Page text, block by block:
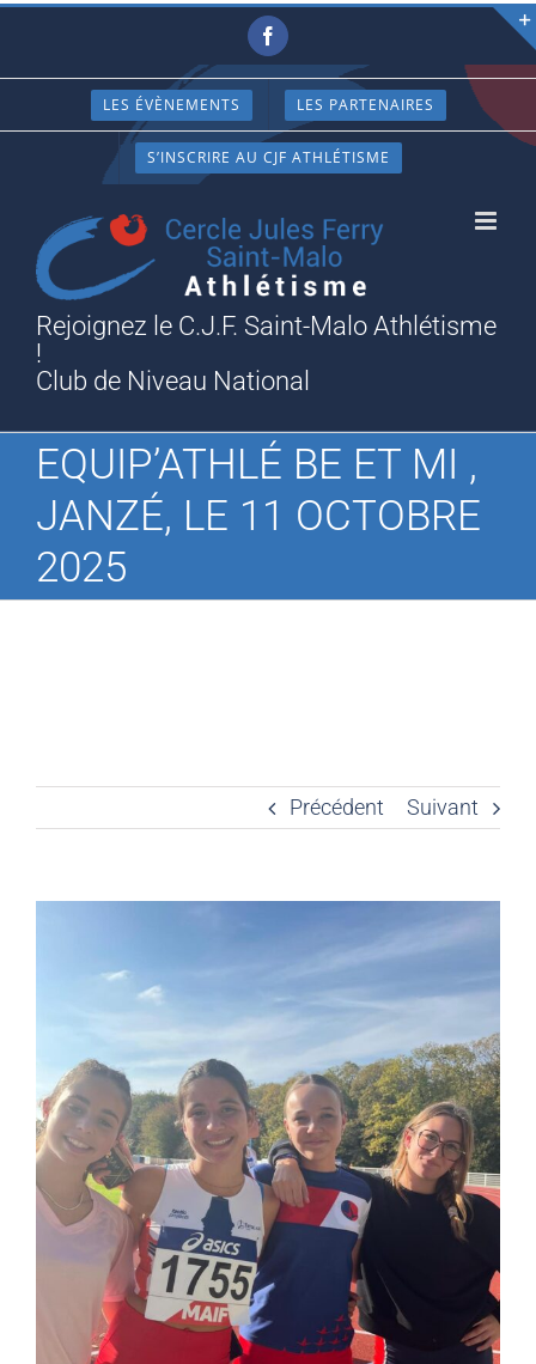
Passer
contenu
Facebook
LES ÉVÈNEMENTS LES PARTENAIRES
S’INSCRIRE AU CJF ATHLÉTISME
Rejoignez le C.J.F. Saint-Malo Athlétisme
!
Club de Niveau National
EQUIP’ATHLÉ BE ET MI ,
JANZÉ, LE 11 OCTOBRE
2025
Précédent Suivant